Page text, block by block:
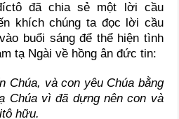
đã chia sẻ một lời cầu
khích chúng ta đọc lời cầu
buổi sáng để thể hiện tình
tạ Ngài về hồng ân đức tin:
Chúa, và con yêu Chúa bằng
Chúa vì đã dựngnên con và
hữu.